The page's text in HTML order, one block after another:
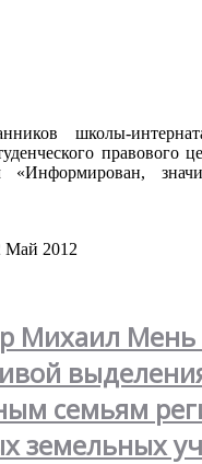
школы-
«Информирован,
Май 2012
Михаил Мень
семьям
земельных